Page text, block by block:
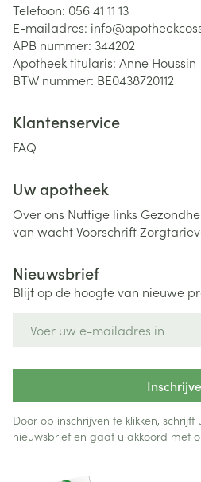
Telefoon: 056 41 11 13
E-mailadres: info@
APB nummer: 344202
Apotheek titularis: Anne Houssin
BTW nummer: BE0438720112
Klantenservice
FAQ
Uw apotheek
Over ons Nuttige links
van wachtVoorschrift
Nieuwsbrief
Blijf op de hoogte van nieuwe
Door op inschrijven te klikken,
nieuwsbrief en gaat u akkoord met